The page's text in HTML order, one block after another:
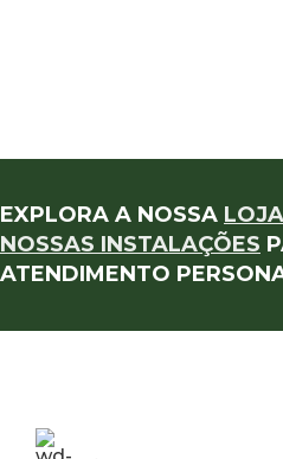
EXPLORA A NOSSA LOJA
NOSSAS INSTALAÇÕES
ATENDIMENTO